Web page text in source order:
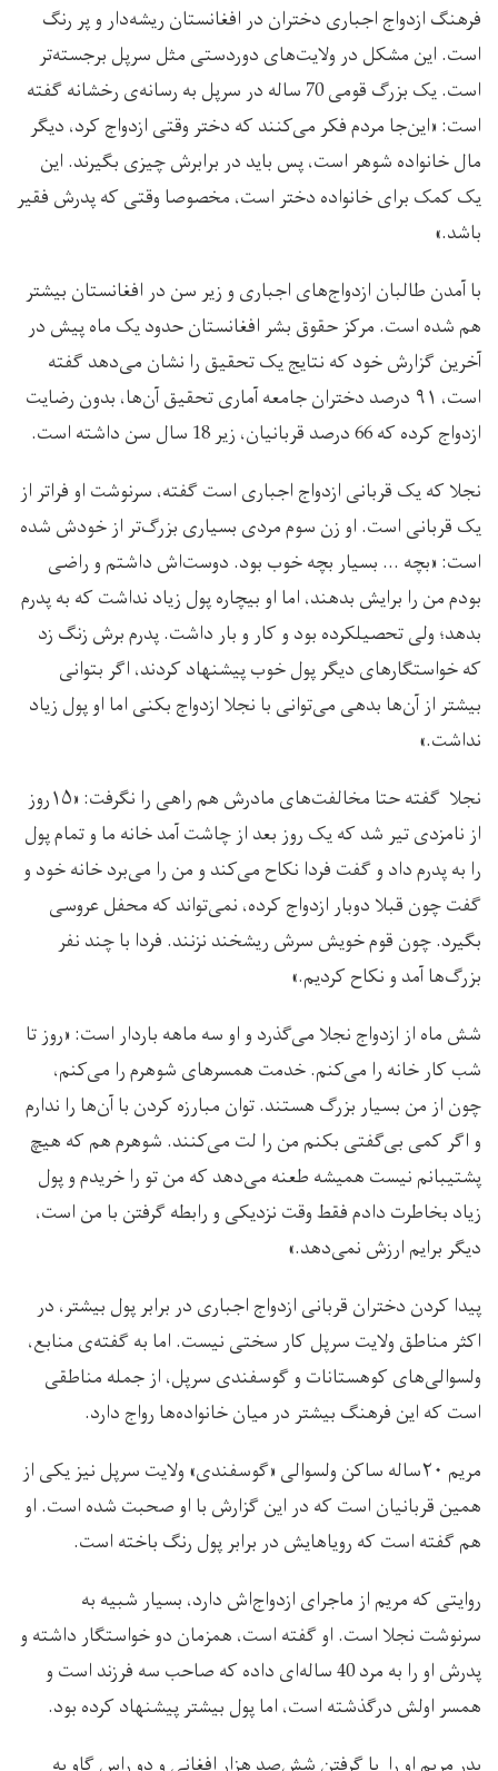
فرهنگ ازدواج اجباری دختران در افغانستان ریشه‌دار و پر رنگ
است. این مشکل در ولایت‌های دوردستی مثل سرپل‌ برجسته‌تر
است. یک بزرگ قومی 70 ساله در سرپل به رسانه‌ی رخشانه گفته
است: «این‌جا مردم فکر می‌کنند که دختر وقتی ازدواج کرد، دیگر
مال خانواده شوهر است، پس باید در برابرش چیزی بگیرند. این
یک کمک برای خانواده دختر است، مخصوصا وقتی که پدرش فقیر
باشد.»
با آمدن طالبان ازدواج‌های اجباری و زیر سن در افغانستان بیشتر
هم شده است. مرکز حقوق بشر افغانستان حدود یک ماه پیش در
آخرین گزارش خود که نتایج یک تحقیق را نشان می‌دهد گفته
است، ۹۱ درصد دختران جامعه آماری تحقیق آن‌ها، بدون رضایت
ازدواج کرده که 66 درصد قربانیان، زیر 18 سال سن داشته است.
نجلا که یک قربانی ازدواج اجباری است گفته، سرنوشت او فراتر از
یک قربانی است. او زن سوم مردی بسیاری بزرگ‌تر از خودش شده
است: «بچه‌ … بسیار بچه خوب بود. دوست‌اش داشتم و راضی
بودم من را برایش بدهند، اما او بیچاره پول زیاد نداشت که به پدرم
بدهد؛ ولی تحصیلکرده بود و کار و بار داشت. پدرم برش زنگ‌ زد
که خواستگارهای دیگر پول خوب پیشنهاد کردند، اگر بتوانی
بیشتر از آن‌ها بدهی می‌توانی با نجلا ازدواج بکنی اما او پول زیاد
نداشت.»
نجلا گفته حتا مخالفت‌های مادرش هم راهی را نگرفت: «۱۵روز
از نامزدی تیر شد که یک روز بعد از چاشت آمد خانه ما و تمام پول
را به پدرم داد و گفت فردا نکاح می‌کند و من را می‌برد خانه خود و
گفت چون قبلا دوبار ازدواج کرده، نمی‌تواند که محفل عروسی
بگیرد. چون قوم خویش سرش ریشخند نزنند. فردا با چند نفر
بزرگ‌ها آمد و نکاح کردیم.»
شش ماه از ازدواج نجلا می‌گذرد و او سه ماهه باردار است: «روز تا
شب کار خانه را می‌کنم. خدمت همسرهای شوهرم را می‌کنم،
چون از من بسیار بزرگ هستند. توان مبارزه کردن با آن‌ها را ندارم
و اگر کمی بی‌گفتی بکنم من را لت می‌کنند. شوهرم هم که هیچ
پشتیبانم نیست همیشه طعنه می‌دهد که من تو را خریدم و پول
زیاد بخاطرت دادم فقط وقت نزدیکی و رابطه گرفتن با من است،
دیگر برایم ارزش نمی‌دهد.»
پیدا کردن دختران قربانی ازدواج اجباری در برابر پول بیشتر، در
اکثر مناطق ولایت سرپل کار سختی نیست. اما به گفته‌ی منابع،
ولسوالی‌های کوهستانات و گوسفندی سرپل، از جمله مناطقی
است که این فرهنگ بیشتر در میان خانواده‌ها رواج دارد.
مریم ۲۰ساله ساکن ولسوالی «گوسفندی» ولایت سرپل نیز یکی از
همین قربانیان است که در این گزارش با او صحبت شده است. او
هم گفته است که رویاهایش در برابر پول رنگ باخته است.
روایتی که مریم از ماجرای ازدواج‌اش دارد، بسیار شبیه به
سرنوشت نجلا است. او گفته است، همزمان دو خواستگار داشته و
پدرش او را به مرد 40 ساله‌ای داده که صاحب سه فرزند است و
همسر اولش درگذشته است، اما پول بیشتر پیشنهاد کرده بود.